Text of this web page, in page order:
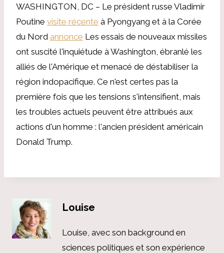
WASHINGTON, DC – Le président russe Vladimir
Poutine visite récente à Pyongyang et à la Corée
du Nord annonce Les essais de nouveaux missiles
ont suscité l'inquiétude à Washington, ébranlé les
alliés de l'Amérique et menacé de déstabiliser la
région indopacifique. Ce n'est certes pas la
première fois que les tensions s'intensifient, mais
les troubles actuels peuvent être attribués aux
actions d'un homme : l'ancien président américain
Donald Trump.
Louise
Louise, avec son background en
sciences politiques et son expérience